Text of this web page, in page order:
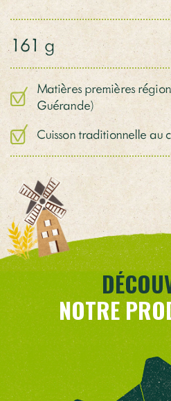
161 g
Matières premières
Guérande)
Cuisson traditionnelle au
NOTRE